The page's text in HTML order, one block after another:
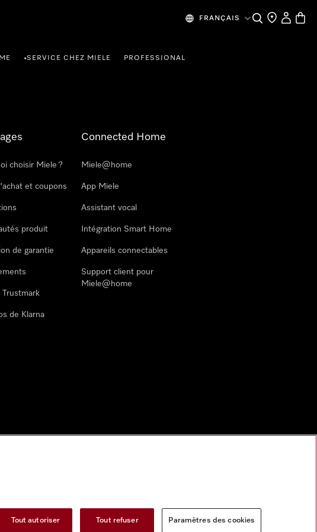
FRANÇAIS SearchFind a store
My
•SERVICE CHEZ MIELE PROFESSIONAL
choisir Miele ?
et coupons
produit
de garantie
Trustmark
de Klarna
Connected Home
Miele@home
App Miele
Assistant vocal
Intégration Smart Home
Appareils connectables
Support client pour
Miele@home
Tout autoriser Tout refuser Paramètres des cookies